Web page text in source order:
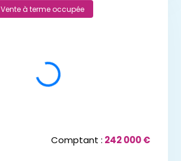
Vente à terme occupée
Comptant : 242 000 €